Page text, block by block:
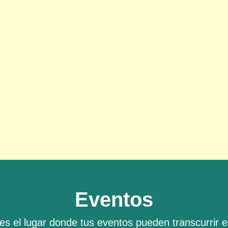
Eventos
el lugar donde tus eventos pueden transcurrir